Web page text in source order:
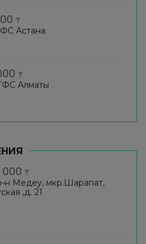
₸
Астана
₸
Алматы
000 ₸
н Медеу, мкр.Шарапат,
,д. 21